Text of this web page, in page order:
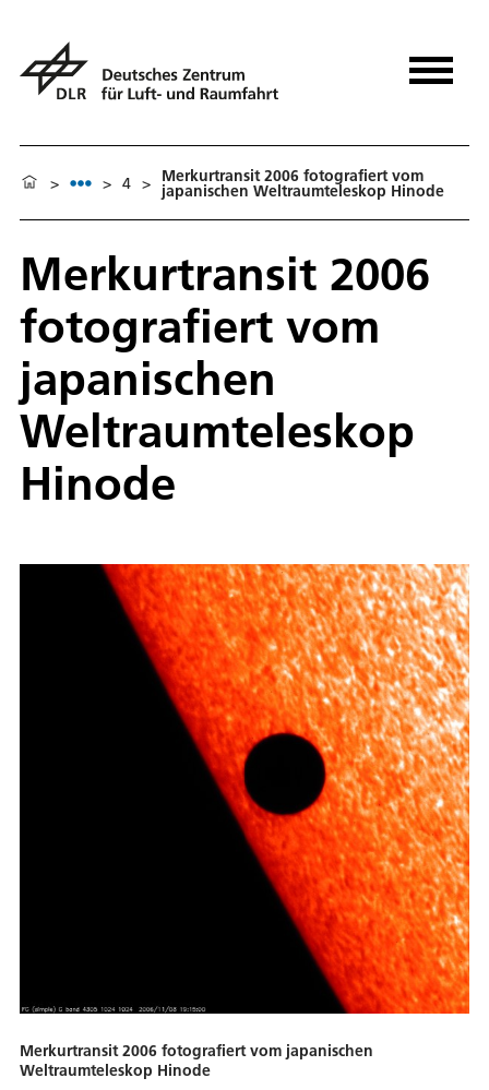
> > 4 > Merkurtransit 2006 fotografiert vom
japanischen Weltraumteleskop Hinode
Merkurtransit 2006
fotografiert vom
japanischen
Weltraumteleskop
Hinode
Merkurtransit 2006 fotografiert vom japanischen
Weltraumteleskop Hinode